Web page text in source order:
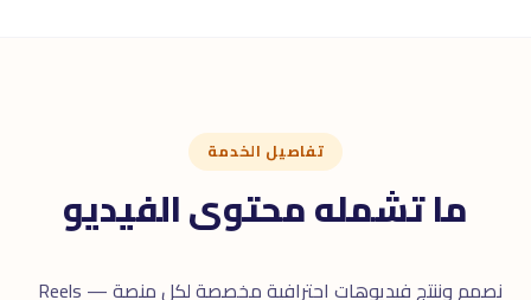
تفاصيل الخدمة
ما تشمله محتوى الفيديو
نصمم وننتج فيديوهات احترافية مخصصة لكل منصة — Reels